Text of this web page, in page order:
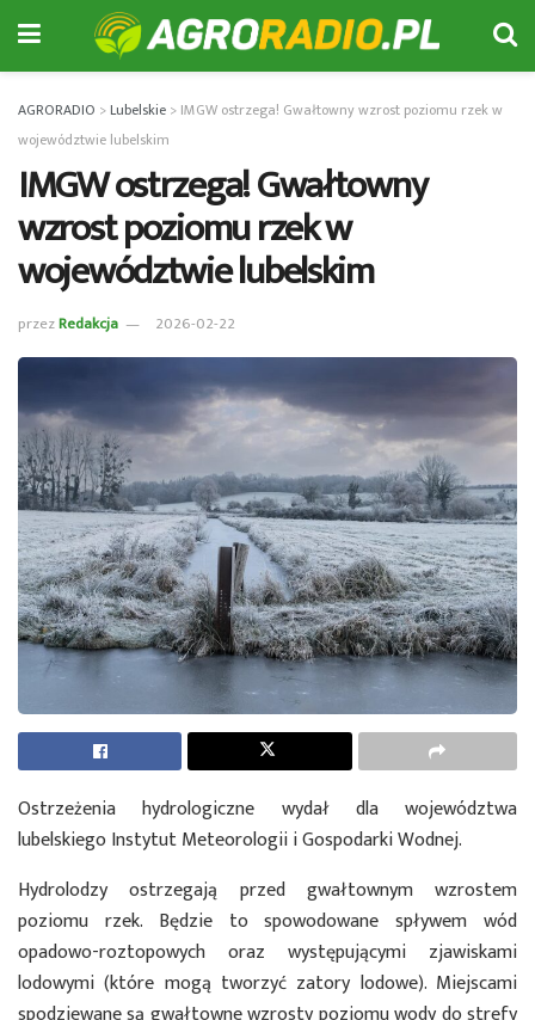
AGRORADIO >Lubelskie > IMGW ostrzega! Gwałtowny wzrost poziomu rzek w
województwie lubelskim
IMGW ostrzega! Gwałtowny
wzrost poziomu rzek w
województwie lubelskim
przezRedakcja 2026-02-22
Ostrzeżenia hydrologiczne wydał dla województwa
lubelskiego Instytut Meteorologii i Gospodarki Wodnej.
Hydrolodzy ostrzegają przed gwałtownym wzrostem
poziomu rzek. Będzie to spowodowane spływem wód
opadowo-roztopowych oraz występującymi zjawiskami
lodowymi (które mogą tworzyć zatory lodowe). Miejscami